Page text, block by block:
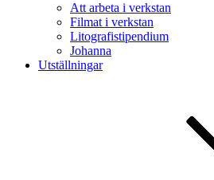
Att arbeta i verkstan
Filmat i verkstan
Litografistipendium
Johanna
Utställningar